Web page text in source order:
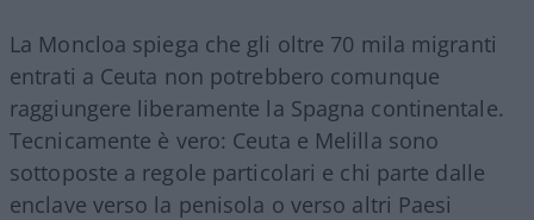
La Moncloa spiega che gli oltre 70 mila migranti
entrati a Ceuta non potrebbero comunque
raggiungere liberamente la Spagna continentale.
Tecnicamente è vero: Ceuta e Melilla sono
sottoposte a regole particolari e chi parte dalle
enclave verso la penisola o verso altri Paesi